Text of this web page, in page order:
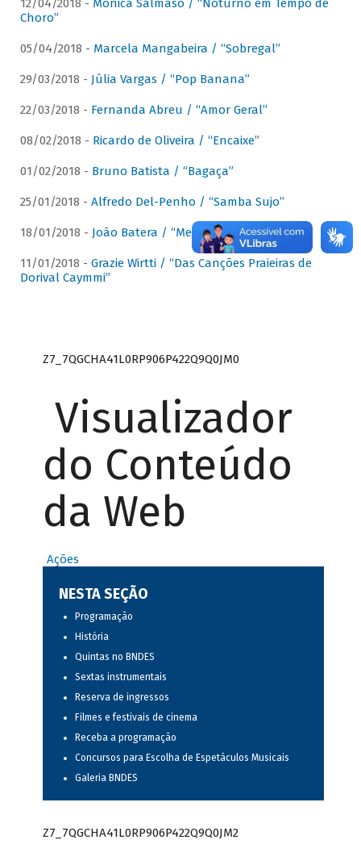
12/04/2018 - Mônica Salmaso / “Noturno em Tempo de
Choro”
05/04/2018 - Marcela Mangabeira / “Sobregal”
29/03/2018 - Júlia Vargas / “Pop Banana”
22/03/2018 - Fernanda Abreu / “Amor Geral”
08/02/2018 - Ricardo de Oliveira / “Encaixe”
01/02/2018 - Bruno Batista / “Bagaça”
25/01/2018 - Alfredo Del-Penho / “Samba Sujo”
18/01/2018 - João Batera / “Meu Pandeiro”
11/01/2018 - Grazie Wirtti / “Das Canções Praieiras de
Dorival Caymmi”
Z7_7QGCHA41L0RP906P422Q9Q0JM0
Visualizador
do Conteúdo
da Web
Ações
NESTA SEÇÃO
Programação
História
Quintas no BNDES
Sextas instrumentais
Reserva de ingressos
Filmes e festivais de cinema
Receba a programação
Concursos para Escolha de Espetáculos Musicais
Galeria BNDES
Z7_7QGCHA41L0RP906P422Q9Q0JM2